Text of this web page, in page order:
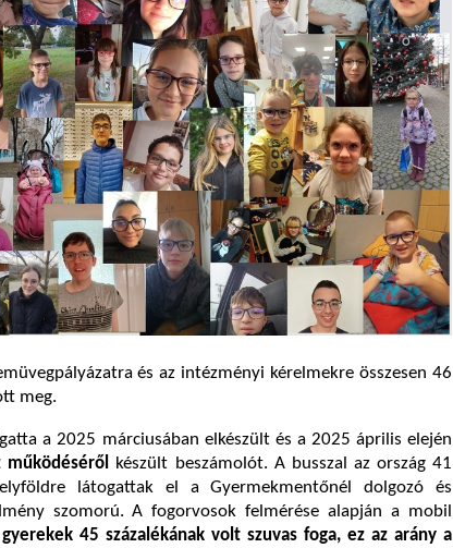
és az intézményi kérelmekre összesen 46
meg.
a 2025 márciusában elkészült és a 2025 április elején
működéséről
készült beszámolót. A busszal az ország 41
látogattak el a Gyermekmentőnél dolgozó és
szomorú. A fogorvosok felmérése alapján a mobil
45 százalékának volt szuvas foga, ez az arány a